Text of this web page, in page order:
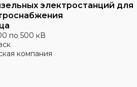
электростанций для
по 500 кВ
компания